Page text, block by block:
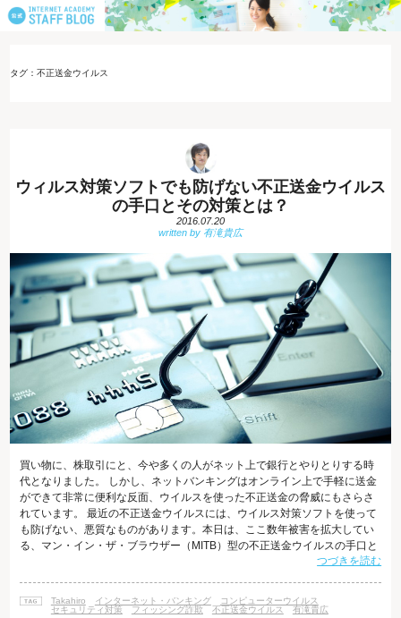
タグ：不正送金ウイルス
ウィルス対策ソフトでも防げない不正送金ウイルス
の手口とその対策とは？
2016.07.20
買い物に、株取引にと、今や多くの人がネット上で銀行とやりとりする時
代となりました。 しかし、ネットバンキングはオンライン上で手軽に送金
ができて非常に便利な反面、ウイルスを使った不正送金の脅威にもさらさ
れています。 最近の不正送金ウイルスには、ウイルス対策ソフトを使って
も防げない、悪質なものがあります。本日は、ここ数年被害を拡大してい
る、マン・イン・ザ・ブラウザー（MITB）型の不正送金ウイルスの手口と
対策についてご紹介します。 増加する不正送金被害 警察庁によれば、イン
盗まれ、オンライン上の口座から不正送金される犯罪の被害額が、2015年
は1,495件、被害額が約30.7億円にものぼっています。 標的となる銀行口
つづきを読む
Takahiro インターネット・バンキング
コンピューターウイルス
セキュリティ対策
フィッシング詐欺 不正送金ウイルス 有滝貴広